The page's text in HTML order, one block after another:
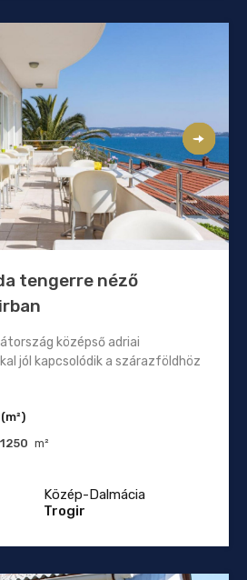
tengerre néző
középső adriai
jól kapcsolódik a szárazföldhöz
1250 m²
Közép-Dalmácia
Trogir